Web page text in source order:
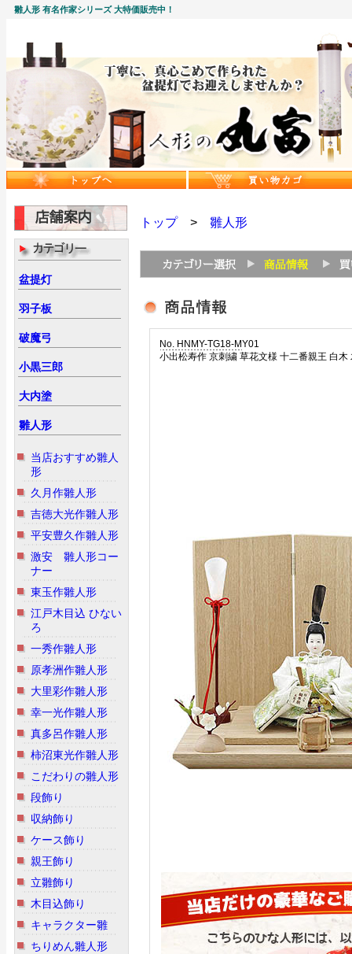
雛人形 有名作家シリーズ 大特価販売中！
盆提灯
羽子板
破魔弓
小黒三郎
大内塗
雛人形
当店おすすめ雛人
形
久月作雛人形
吉徳大光作雛人形
平安豊久作雛人形
激安 雛人形コー
ナー
東玉作雛人形
江戸木目込 ひない
ろ
一秀作雛人形
原孝洲作雛人形
大里彩作雛人形
幸一光作雛人形
真多呂作雛人形
柿沼東光作雛人形
こだわりの雛人形
段飾り
収納飾り
ケース飾り
親王飾り
立雛飾り
木目込飾り
キャラクター雛
ちりめん雛人形
トップ> 雛人形
No. HNMY-TG18-MY01
小出松寿作 京刺繍 草花文様 十二番親王 白木